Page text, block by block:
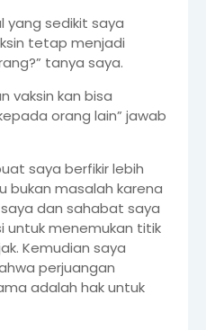
yang sedikit saya
tetap menjadi
tanya saya.
vaksin kan bisa
orang lain” jawab
saya berfikir lebih
bukan masalah karena
dan sahabat saya
untuk menemukan titik
Kemudian saya
perjuangan
adalah hak untuk